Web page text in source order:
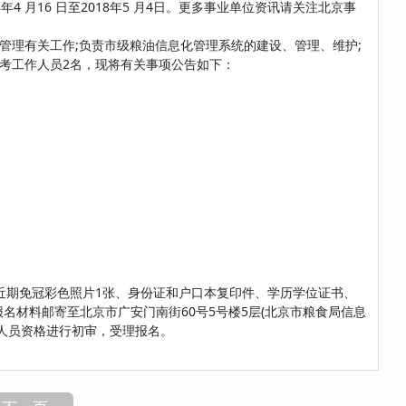
4 月16 日至2018年5 月4日。更多事业单位资讯请关注北京事
理有关工作;负责市级粮油信息化管理系统的建设、管理、维护;
作人员2名，现将有关事项公告如下：
免冠彩色照片1张、身份证和户口本复印件、学历学位证书、
材料邮寄至北京市广安门南街60号5号楼5层(北京市粮食局信息
资格进行初审，受理报名。